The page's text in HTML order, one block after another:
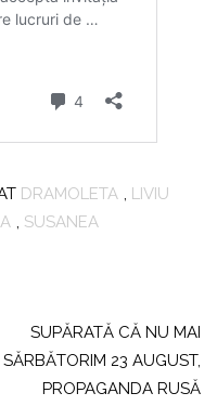
DRAMOLETA , LIVIU
, SUSANEA
SUPĂRATĂ CĂ NU MAI
SĂRBĂTORIM 23 AUGUST,
PROPAGANDA RUSĂ